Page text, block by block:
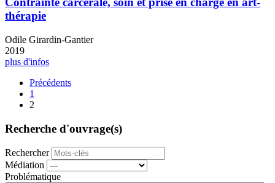
thérapie
Odile Girardin-Gantier
2019
plus d'infos
Précédents
1
2
Recherche d'ouvrage(s)
Rechercher
Médiation
Problématique